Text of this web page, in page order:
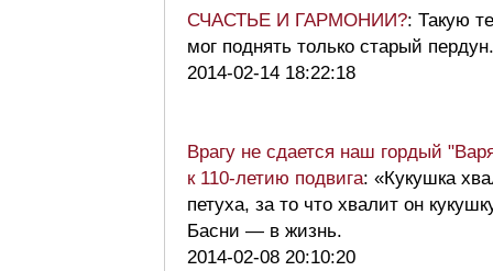
СЧАСТЬЕ И ГАРМОНИИ?: Такую
мог поднять только старый пердун.
2014-02-14 18:22:18
Врагу не сдается наш гордый
к 110-летию подвига: «Кукушка
петуха, за то что хвалит он
Басни — в жизнь.
2014-02-08 20:10:20